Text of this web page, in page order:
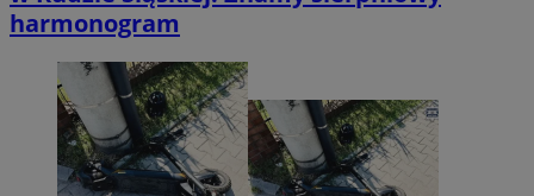
harmonogram